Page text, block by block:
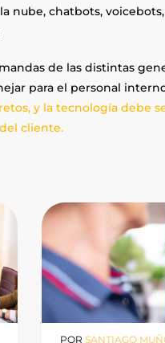
nube, chatbots,
de las distintas
para el personal
y la tecnología debe
cliente.
POR SANTIAGO